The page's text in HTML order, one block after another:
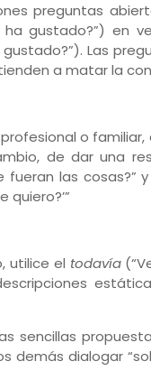
preguntas
gustado?”) en
gustado?”). Las
tienden a matar la
o familiar,
de dar una
fueran las cosas?”
utilice el todavía
sencillas
demás dialogar